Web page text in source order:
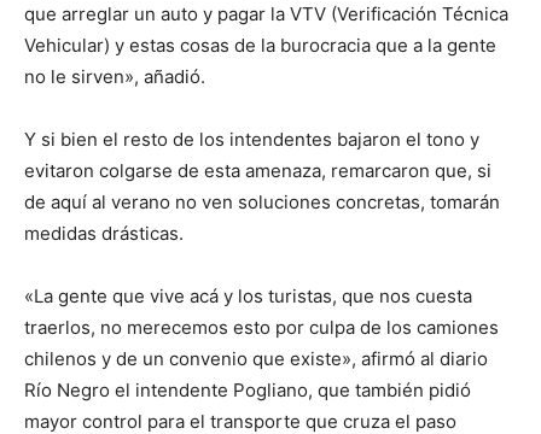
que arreglar un auto y pagar la VTV (Verificación Técnica
Vehicular) y estas cosas de la burocracia que a la gente
no le sirven», añadió.
Y si bien el resto de los intendentes bajaron el tono y
evitaron colgarse de esta amenaza, remarcaron que, si
de aquí al verano no ven soluciones concretas, tomarán
medidas drásticas.
«La gente que vive acá y los turistas, que nos cuesta
traerlos, no merecemos esto por culpa de los camiones
chilenos y de un convenio que existe», afirmó al diario
Río Negro el intendente Pogliano, que también pidió
mayor control para el transporte que cruza el paso